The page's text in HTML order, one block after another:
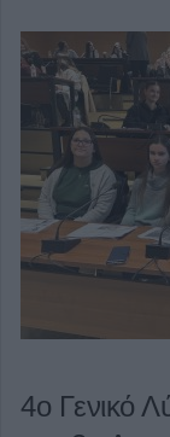
4ο Γενικό